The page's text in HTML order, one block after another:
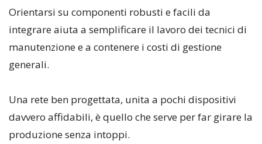
Orientarsi su componenti robusti e facili da
integrare aiuta a semplificare il lavoro dei tecnici di
manutenzione e a contenere i costi di gestione
generali.
Una rete ben progettata, unita a pochi dispositivi
davvero affidabili, è quello che serve per far girare la
produzione senza intoppi.